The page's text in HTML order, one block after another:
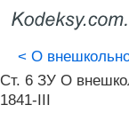
< О
Ст. 6 ЗУ О
1841-III